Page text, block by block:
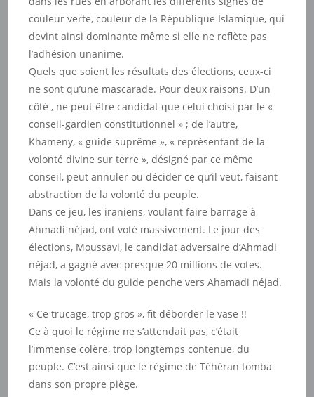
couleur verte, couleur de la République Islamique, qui
devint ainsi dominante même si elle ne reflète pas
l’adhésion unanime.
Quels que soient les résultats des élections, ceux-ci
ne sont qu’une mascarade. Pour deux raisons. D’un
côté , ne peut être candidat que celui choisi par le «
conseil-gardien constitutionnel » ; de l’autre,
Khameny, « guide suprême », « représentant de la
volonté divine sur terre », désigné par ce même
conseil, peut annuler ou décider ce qu’il veut, faisant
abstraction de la volonté du peuple.
Dans ce jeu, les iraniens, voulant faire barrage à
Ahmadi néjad, ont voté massivement. Le jour des
élections, Moussavi, le candidat adversaire d’Ahmadi
néjad, a gagné avec presque 20 millions de votes.
Mais la volonté du guide penche vers Ahamadi néjad.
« Ce trucage, trop gros », fit déborder le vase !!
Ce à quoi le régime ne s’attendait pas, c’était
l’immense colère, trop longtemps contenue, du
peuple. C’est ainsi que le régime de Téhéran tomba
dans son propre piège.